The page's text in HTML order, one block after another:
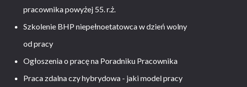
pracownika powyżej 55. r.ż.
Szkolenie BHP niepełnoetatowca w dzień wolny
od pracy
Ogłoszenia o pracę na Poradniku Pracownika
Praca zdalna czy hybrydowa - jaki model pracy